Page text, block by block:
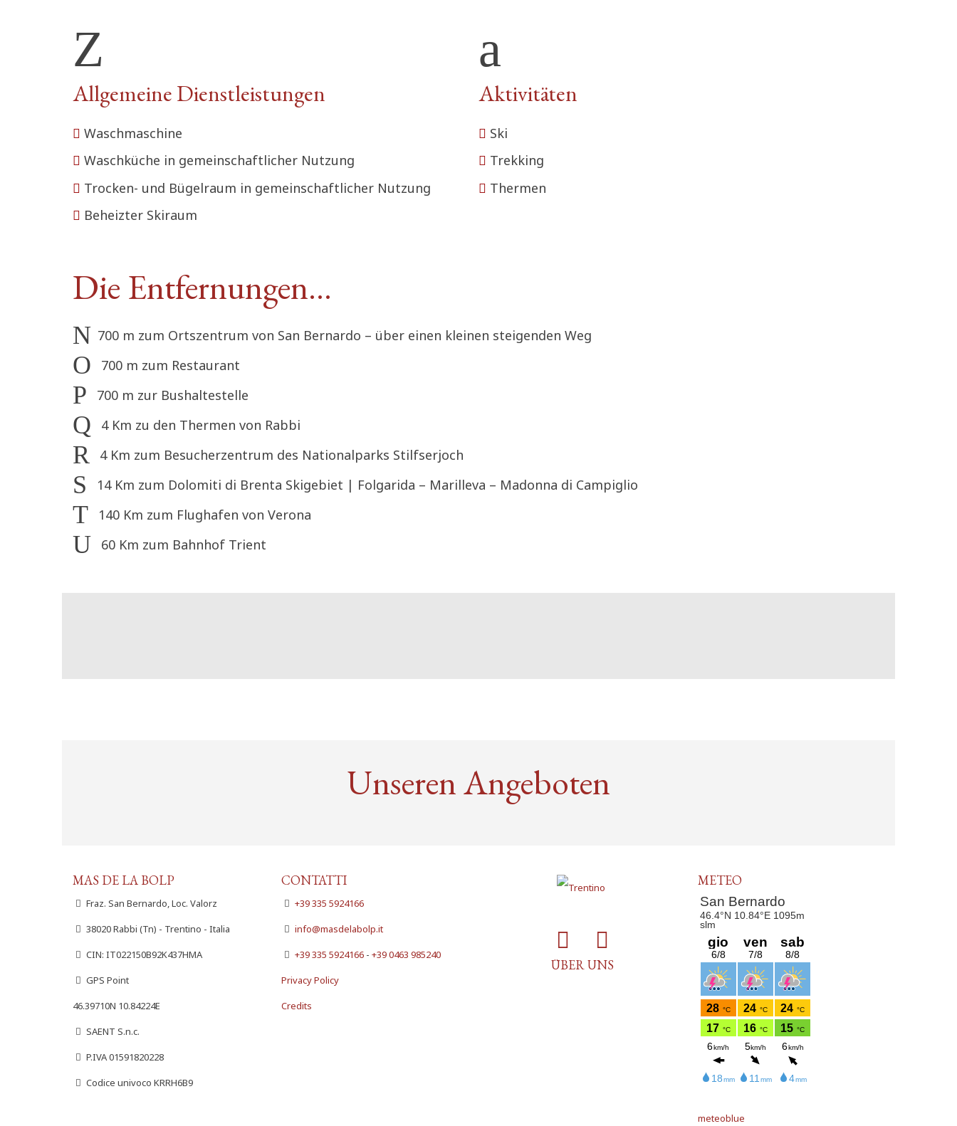
Allgemeine Dienstleistungen
Waschmaschine
Waschküche in gemeinschaftlicher Nutzung
Trocken- und Bügelraum in gemeinschaftlicher Nutzung
Beheizter Skiraum
Aktivitäten
Ski
Trekking
Thermen
Die Entfernungen…
700 m zum Ortszentrum von San Bernardo – über einen kleinen steigenden Weg
700 m zum Restaurant
700 m zur Bushaltestelle
4 Km zu den Thermen von Rabbi
4 Km zum Besucherzentrum des Nationalparks Stilfserjoch
14 Km zum Dolomiti di Brenta Skigebiet | Folgarida – Marilleva – Madonna di Campiglio
140 Km zum Flughafen von Verona
60 Km zum Bahnhof Trient
Unseren Angeboten
MAS DE LA BOLP
Fraz. San Bernardo, Loc. Valorz
38020 Rabbi (Tn) - Trentino - Italia
CIN: IT022150B92K437HMA
GPS Point
46.39710N 10.84224E
SAENT S.n.c.
P.IVA 01591820228
Codice univoco KRRH6B9
CONTATTI
+39 335 5924166
info@masdelabolp.it
+39 335 5924166- +39 0463 985240
Privacy Policy
Credits
ÜBER UNS
METEO
meteoblue